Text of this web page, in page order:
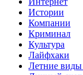
Истории
Компании
Криминал
Культура
Лайфхаки
Летние виды